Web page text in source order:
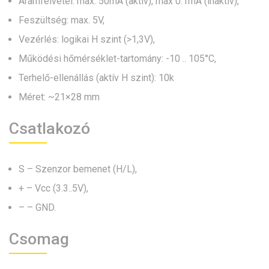
Feszültség: max. 5V,
Vezérlés: logikai H szint (>1,3V),
Működési hőmérséklet-tartomány: -10 .. 105°C,
Terhelő-ellenállás (aktív H szint): 10k
Méret: ~21×28 mm
Csatlakozó
S – Szenzor bemenet (H/L),
+ – Vcc (3.3..5V),
– – GND.
Csomag